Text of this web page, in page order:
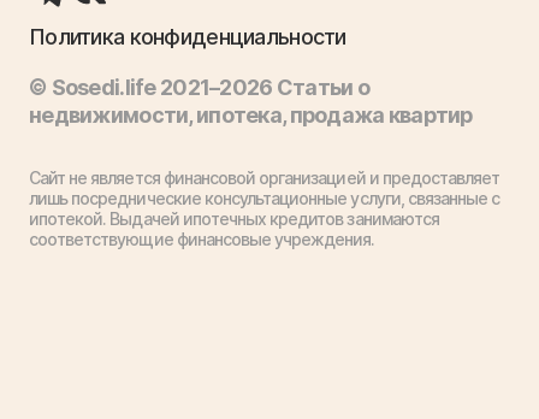
Политика конфиденциальности
© Sosedi.life 2021–2026 Статьи о
недвижимости, ипотека, продажа квартир
Сайт не является финансовой организацией и предоставляет
лишь посреднические консультационные услуги, связанные с
ипотекой. Выдачей ипотечных кредитов занимаются
соответствующие финансовые учреждения.